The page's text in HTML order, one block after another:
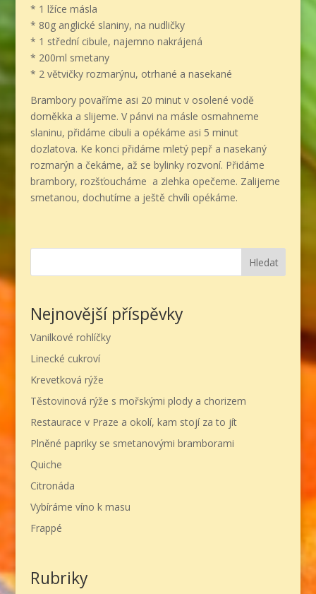
* 1 lžíce másla
* 80g anglické slaniny, na nudličky
* 1 střední cibule, najemno nakrájená
* 200ml smetany
* 2 větvičky rozmarýnu, otrhané a nasekané
Brambory povaříme asi 20 minut v osolené vodě
doměkka a slijeme. V pánvi na másle osmahneme
slaninu, přidáme cibuli a opékáme asi 5 minut
dozlatova. Ke konci přidáme mletý pepř a nasekaný
rozmarýn a čekáme, až se bylinky rozvoní. Přidáme
brambory, rozšťoucháme a zlehka opečeme. Zalijeme
smetanou, dochutíme a ještě chvíli opékáme.
Hledat
Nejnovější příspěvky
Vanilkové rohlíčky
Linecké cukroví
Krevetková rýže
Těstovinová rýže s mořskými plody a chorizem
Restaurace v Praze a okolí, kam stojí za to jít
Plněné papriky se smetanovými bramborami
Quiche
Citronáda
Vybíráme víno k masu
Frappé
Rubriky